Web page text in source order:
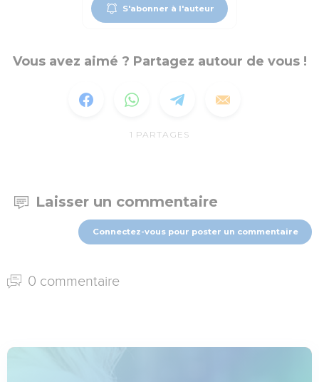
S'abonner à l'auteur
Vous avez aimé ? Partagez autour de vous !
1 PARTAGES
Laisser un commentaire
Connectez-vous pour poster un commentaire
0 commentaire